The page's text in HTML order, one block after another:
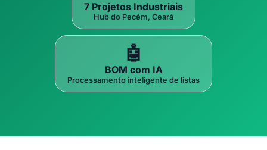
7 Projetos Industriais
Hub do Pecém, Ceará
🤖
BOM com IA
Processamento inteligente de listas